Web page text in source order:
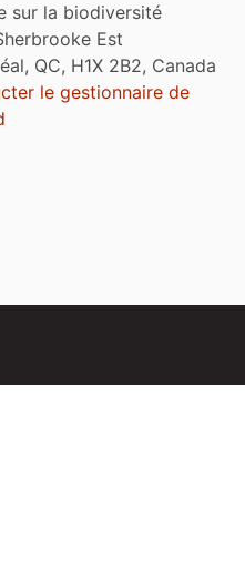
sur la biodiversité
Est
QC, H1X 2B2, Canada
le gestionnaire de